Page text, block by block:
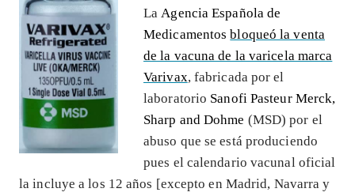
La Agencia Española de
Medicamentos bloqueó la venta
de la vacuna de la varicela marca
Varivax, fabricada por el
laboratorio Sanofi Pasteur Merck,
Sharp and Dohme (MSD) por el
abuso que se está produciendo
pues el calendario vacunal oficial
la incluye a los 12 años [excepto en Madrid, Navarra y